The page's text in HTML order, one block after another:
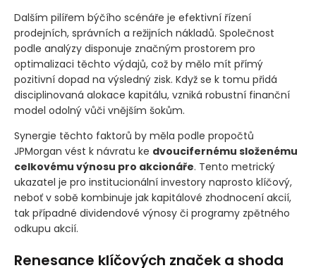
Dalším pilířem býčího scénáře je efektivní řízení
prodejních, správních a režijních nákladů. Společnost
podle analýzy disponuje značným prostorem pro
optimalizaci těchto výdajů, což by mělo mít přímý
pozitivní dopad na výsledný zisk. Když se k tomu přidá
disciplinovaná alokace kapitálu, vzniká robustní finanční
model odolný vůči vnějším šokům.
Synergie těchto faktorů by měla podle propočtů
JPMorgan vést k návratu ke dvoucifernému složenému
celkovému výnosu pro akcionáře. Tento metrický
ukazatel je pro institucionální investory naprosto klíčový,
neboť v sobě kombinuje jak kapitálové zhodnocení akcií,
tak případné dividendové výnosy či programy zpětného
odkupu akcií.
Renesance klíčových značek a shoda